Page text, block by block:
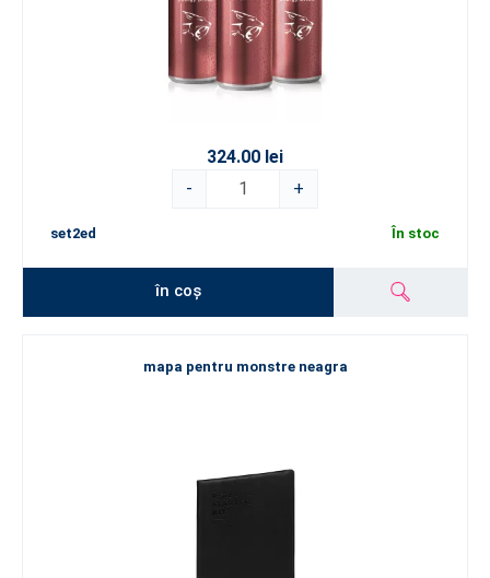
324.00 lei
-
+
set2ed În stoc
în coș
mapa pentru monstre neagra